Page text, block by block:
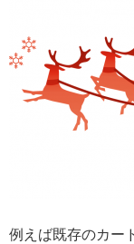
例えば既存のカー